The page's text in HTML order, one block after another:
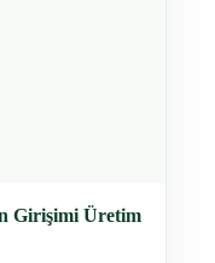
Girişimi Üretim